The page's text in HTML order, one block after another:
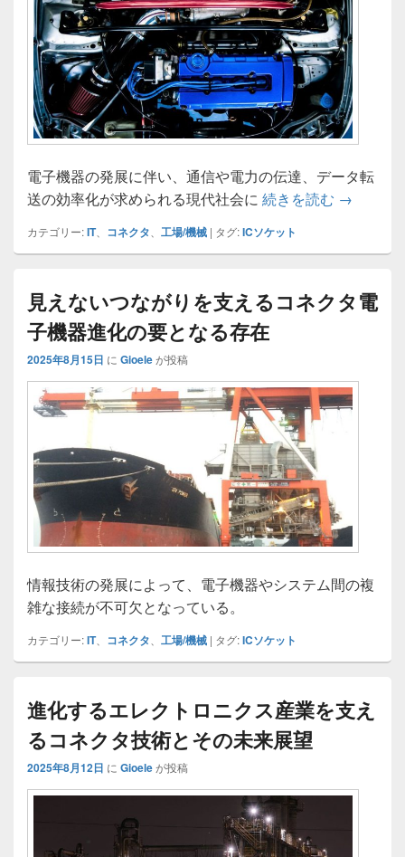
電子機器の発展に伴い、通信や電力の伝達、データ転
送の効率化が求められる現代社会に 続きを読む コネクタ
→
カテゴリー:IT、 コネクタ 工場/機械 | タグ:ICソケット
見えないつながりを支えるコネクタ電
子機器進化の要となる存在
2025年8月15日 に Gioeleが投稿
情報技術の発展によって、電子機器やシステム間の複
雑な接続が不可欠となっている。
カテゴリー:IT、 コネクタ 工場/機械 | タグ:ICソケット
進化するエレクトロニクス産業を支え
るコネクタ技術とその未来展望
2025年8月12日 に Gioeleが投稿